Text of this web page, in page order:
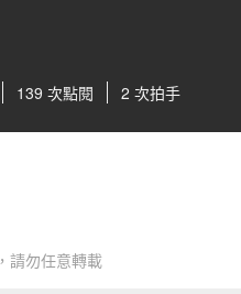
139 次點閱 2 次拍手
請勿任意轉載